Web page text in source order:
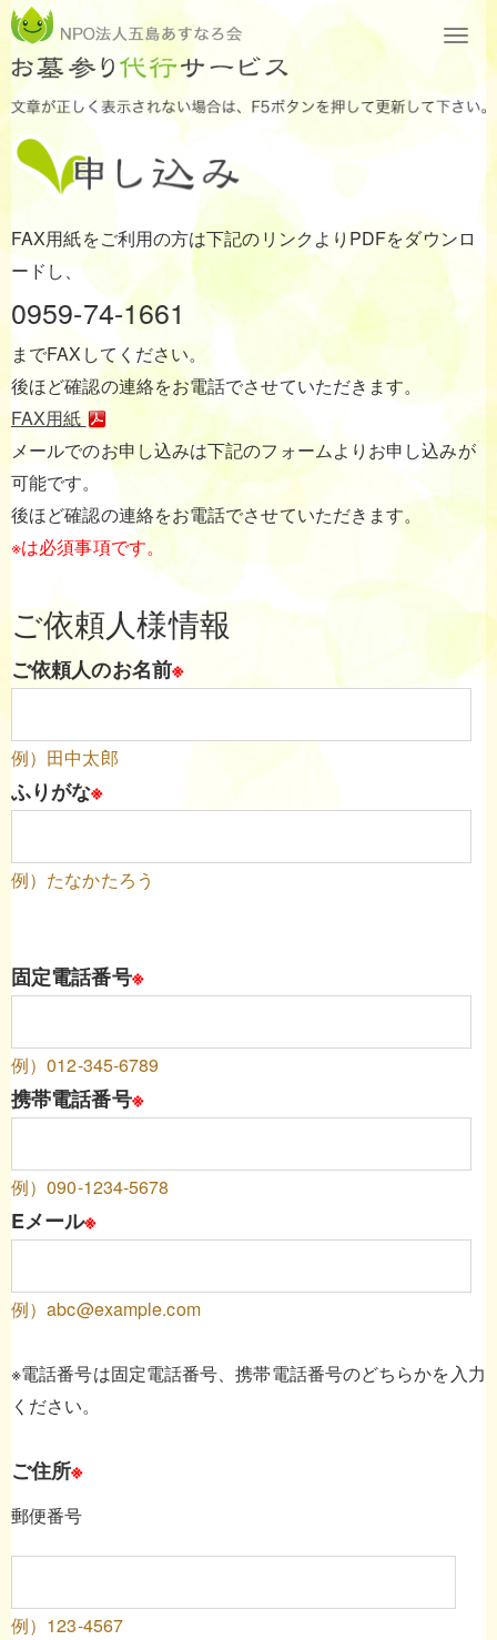
FAX用紙をご利用の方は下記のリンクよりPDFをダウンロ
ードし、
0959-74-1661
までFAXしてください。
後ほど確認の連絡をお電話でさせていただきます。
FAX用紙
メールでのお申し込みは下記のフォームよりお申し込みが
可能です。
後ほど確認の連絡をお電話でさせていただきます。
※は必須事項です。
ご依頼人様情報
ご依頼人のお名前※
例）田中太郎
ふりがな※
例）たなかたろう
固定電話番号※
例）012-345-6789
携帯電話番号※
例）090-1234-5678
Eメール※
例）abc@example.com
※電話番号は固定電話番号、携帯電話番号のどちらかを入力
ください。
ご住所※
郵便番号
例）123-4567